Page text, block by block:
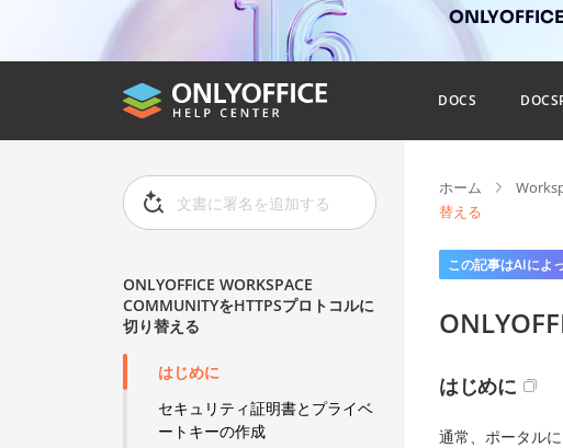
DOCS
ONLYOFFICE WORKSPACE
COMMUNITYをHTTPSプロトコルに
切り替える
はじめに
セキュリティ証明書とプライベ
ートキーの作成
ホーム
替える
この記事はAIによ
はじめに
通常、ポータル